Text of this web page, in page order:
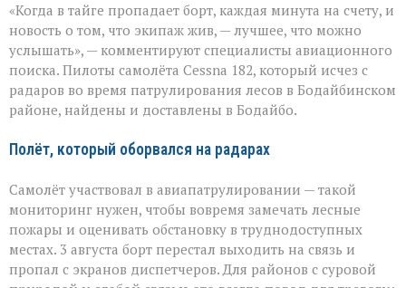
на
земле — это
главное»:
найдены
пилоты
пропавшего
самолёта
«Когда в тайге пропадает борт, каждая минута на счету, и
новость о том, что экипаж жив, — лучшее, что можно
услышать», — комментируют специалисты авиационного
поиска. Пилоты самолёта Cessna 182, который исчез с
радаров во время патрулирования лесов в Бодайбинском
районе, найдены и доставлены в Бодайбо.
Полёт, который оборвался на радарах
Самолёт участвовал в авиапатрулировании — такой
мониторинг нужен, чтобы вовремя замечать лесные
пожары и оценивать обстановку в труднодоступных
местах. 3 августа борт перестал выходить на связь и
пропал с экранов диспетчеров. Для районов с суровой